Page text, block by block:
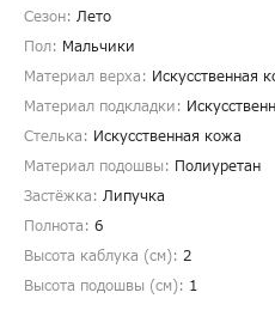
Сезон: Лето
Пол: Мальчики
Материал верха: Искусственная
Материал подкладки:
Стелька: Искусственная кожа
Материал подошвы: Полиуретан
Застёжка: Липучка
Полнота: 6
Высота каблука (см): 2
Высота подошвы (см): 1